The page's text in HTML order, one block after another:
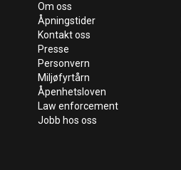
Om oss
Åpningstider
Kontakt oss
Presse
Personvern
Miljøfyrtårn
Åpenhetsloven
Law enforcement
Jobb hos oss